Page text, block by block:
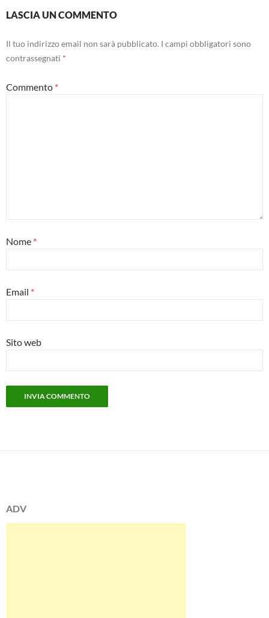
LASCIA UN COMMENTO
Il tuo indirizzo email non sarà pubblicato. I campi obbligatori sono
contrassegnati *
Commento *
Nome *
Email *
Sito web
ADV